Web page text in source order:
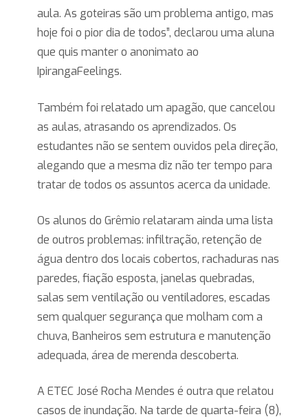
aula. As goteiras são um problema antigo, mas
hoje foi o pior dia de todos”, declarou uma aluna
que quis manter o anonimato ao
IpirangaFeelings.
Também foi relatado um apagão, que cancelou
as aulas, atrasando os aprendizados. Os
estudantes não se sentem ouvidos pela direção,
alegando que a mesma diz não ter tempo para
tratar de todos os assuntos acerca da unidade.
Os alunos do Grêmio relataram ainda uma lista
de outros problemas: infiltração, retenção de
água dentro dos locais cobertos, rachaduras nas
paredes, fiação esposta, janelas quebradas,
salas sem ventilação ou ventiladores, escadas
sem qualquer segurança que molham com a
chuva, Banheiros sem estrutura e manutenção
adequada, área de merenda descoberta.
A ETEC José Rocha Mendes é outra que relatou
casos de inundação. Na tarde de quarta-feira (8),